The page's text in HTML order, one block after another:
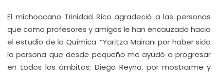
El michoacano Trinidad Rico agradeció a las personas
que como profesores y amigos le han encauzado hacia
el estudio de la Química: “Yaritza Mairani por haber sido
la persona que desde pequeño me ayudó a progresar
en todos los ámbitos; Diego Reyna, por mostrarme y